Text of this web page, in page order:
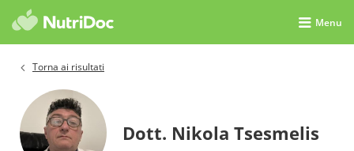
Menu
Torna ai risultati
Dott. Nikola Tsesmelis